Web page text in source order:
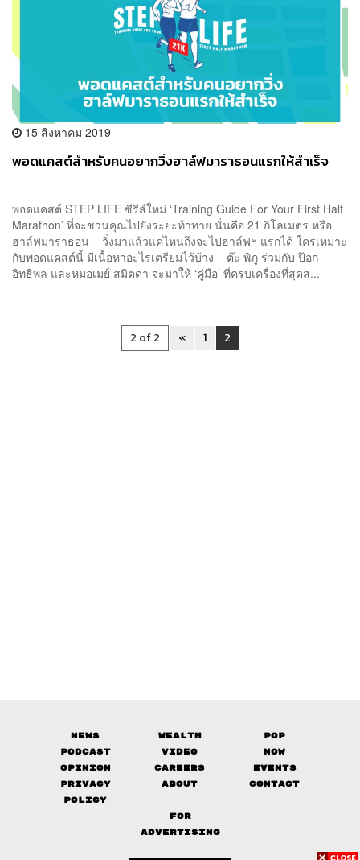
15 สิงหาคม 2019
พอดแคสต์สำหรับคนอยากวิ่งฮาล์ฟมาราธอนแรกให้สำเร็จ
พอดแคสต์ STEP LIFE ซีรีส์ใหม่ ‘Training Guide For Your First Half
Marathon’ ที่จะชวนคุณไปยังระยะท้าทาย นั่นคือ 21 กิโลเมตร หรือ
ฮาล์ฟมาราธอน วิ่งมาแล้วแค่ไหนถึงจะไปฮาล์ฟฯ แรกได้ ใครเหมาะ
กับพอดแคสต์นี้ มีเนื้อหาอะไรเตรียมไว้บ้าง ต๊ะ พิภู ร่วมกับ ป๊อก
อิทธิพล และหมอเมย์ สมิตดา จะมาให้ ‘คู่มือ’ ที่ครบเครื่องที่สุดส...
2 of 2 « 1 2
News Wealth
Pop
Podcast
Video
Now
Opinion
Careers
Events
Privacy
Policy
About Contact
FOR
ADVERTISING